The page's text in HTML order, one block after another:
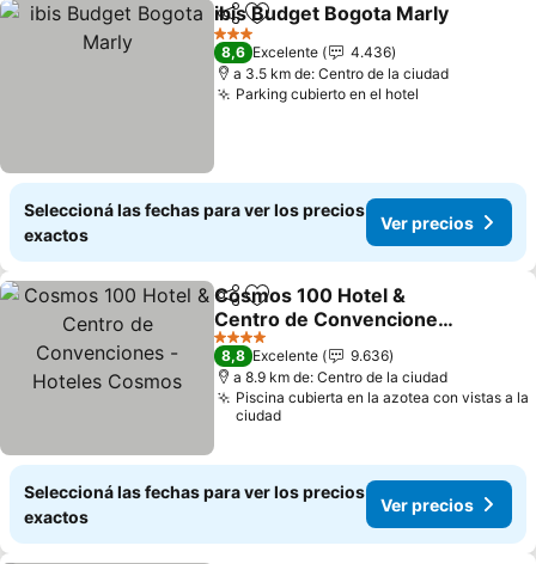
CompartirAñadir a favoritos
ibis Budget Bogota Marly
3 Estrellas
8,6 Excelente
4.436
a 3.5 km de: Centro de la ciudad
Parking cubierto en el hotel
Seleccioná las fechas para ver los precios
exactos
Ver precios
CompartirAñadir a favoritos
Cosmos 100 Hotel &
Centro de Convenciones
- Hoteles Cosmos
4 Estrellas
8,8 Excelente
9.636
a 8.9 km de: Centro de la ciudad
Piscina cubierta en la azotea con vistas a la
ciudad
Seleccioná las fechas para ver los precios
exactos
Ver precios